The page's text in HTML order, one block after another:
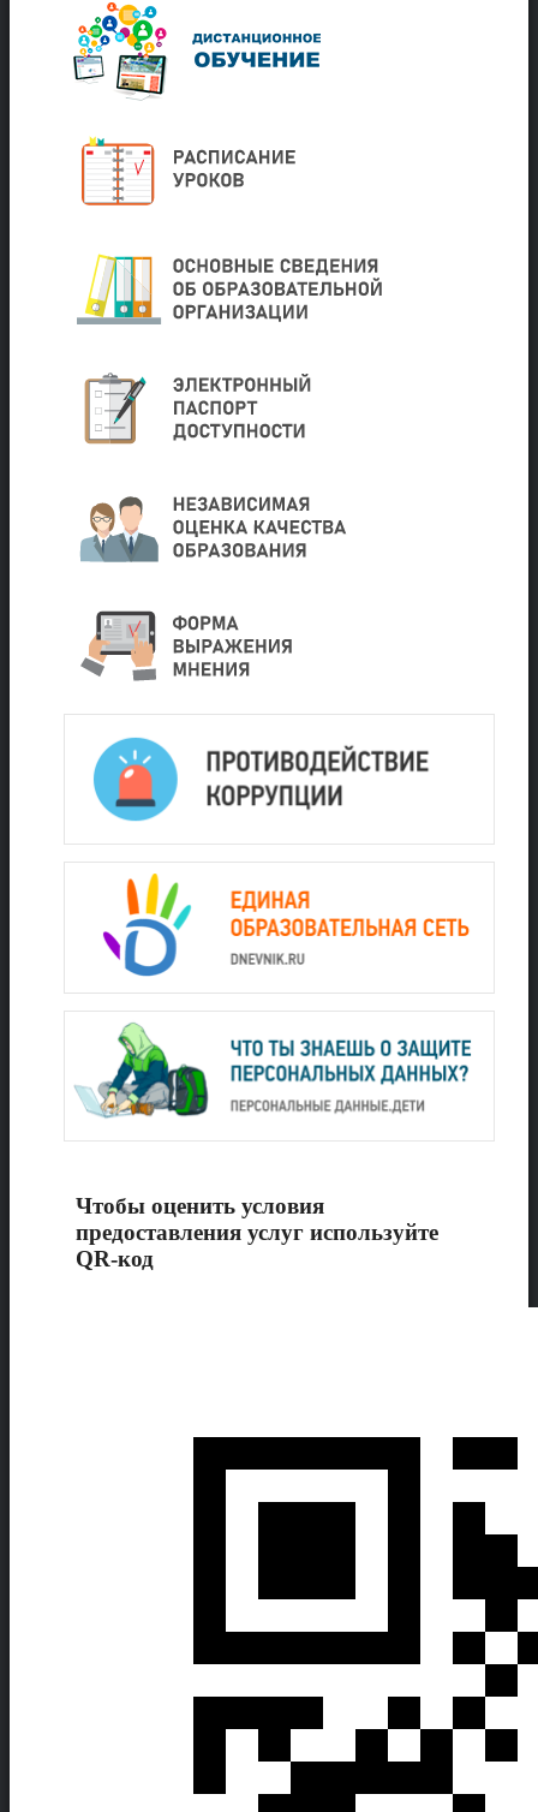
Чтобы оценить условия
предоставления услуг используйте
QR-код